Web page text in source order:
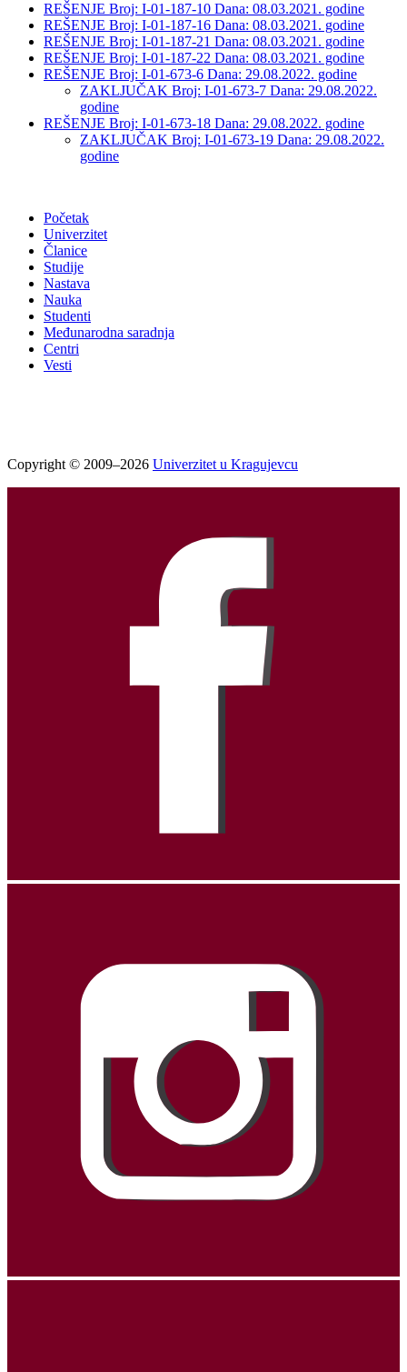
REŠENJE Broj: I-01-187-10 Dana: 08.03.2021. godine
REŠENJE Broj: I-01-187-16 Dana: 08.03.2021. godine
REŠENJE Broj: I-01-187-21 Dana: 08.03.2021. godine
REŠENJE Broj: I-01-187-22 Dana: 08.03.2021. godine
REŠENJE Broj: I-01-673-6 Dana: 29.08.2022. godine
ZAKLJUČAK Broj: I-01-673-7 Dana: 29.08.2022.
godine
REŠENJE Broj: I-01-673-18 Dana: 29.08.2022. godine
ZAKLJUČAK Broj: I-01-673-19 Dana: 29.08.2022.
godine
Početak
Univerzitet
Članice
Studije
Nastava
Nauka
Studenti
Međunarodna saradnja
Centri
Vesti
Copyright © 2009–2026 Univerzitet u Kragujevcu